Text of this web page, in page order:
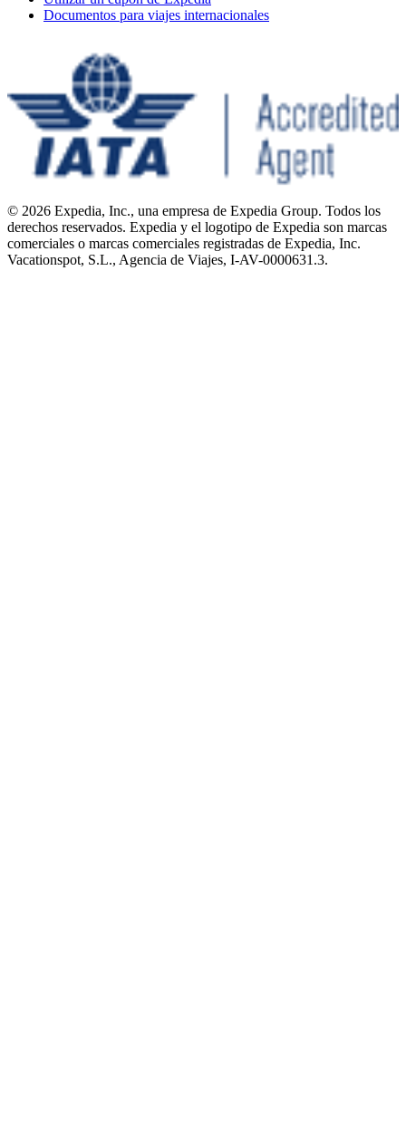
Documentos para viajes internacionales
© 2026 Expedia, Inc., una empresa de Expedia Group. Todos los
derechos reservados. Expedia y el logotipo de Expedia son marcas
comerciales o marcas comerciales registradas de Expedia, Inc.
Vacationspot, S.L., Agencia de Viajes, I-AV-0000631.3.